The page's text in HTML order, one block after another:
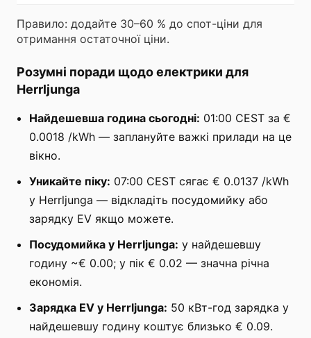
Правило: додайте 30–60 % до спот-ціни для
отримання остаточної ціни.
Розумні поради щодо електрики для
Herrljunga
Найдешевша година сьогодні: 01:00 CEST за €
0.0018 /kWh — заплануйте важкі прилади на це
вікно.
Уникайте піку: 07:00 CEST сягає € 0.0137 /kWh
у Herrljunga — відкладіть посудомийку або
зарядку EV якщо можете.
Посудомийка у Herrljunga: у найдешевшу
годину ~€ 0.00; у пік € 0.02 — значна річна
економія.
Зарядка EV у Herrljunga: 50 кВт-год зарядка у
найдешевшу годину коштує близько € 0.09.